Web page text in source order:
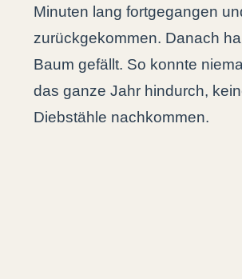
Minuten lang fortgegangen
zurückgekommen. Danach
Baum gefällt. So konnte
das ganze Jahr hindurch,
Diebstähle nachkommen.